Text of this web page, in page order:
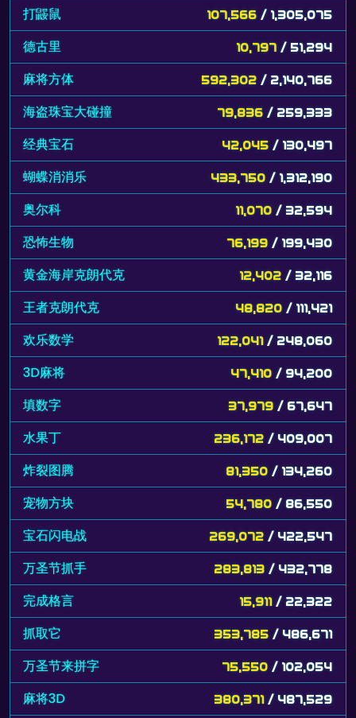
打鼹鼠 107,566 / 1,305,075
德古里 10,797 / 51,294
麻将方体 592,302 / 2,140,766
海盗珠宝大碰撞 79,836 / 259,333
经典宝石 42,045 / 130,497
蝴蝶消消乐 433,750 / 1,312,190
奥尔科 11,070 / 32,594
恐怖生物 76,199 / 199,430
黄金海岸克朗代克 12,402 / 32,116
王者克朗代克 48,820 / 111,421
欢乐数学 122,041 / 248,060
3D麻将 47,410 / 94,200
填数字 37,979 / 67,647
水果丁 236,172 / 409,007
炸裂图腾 81,350 / 134,260
宠物方块 54,780 / 86,550
宝石闪电战 269,072 / 422,547
万圣节抓手 283,813 / 432,778
完成格言 15,911 / 22,322
抓取它 353,785 / 486,671
万圣节来拼字 75,550 / 102,054
麻将3D 380,371 / 487,529